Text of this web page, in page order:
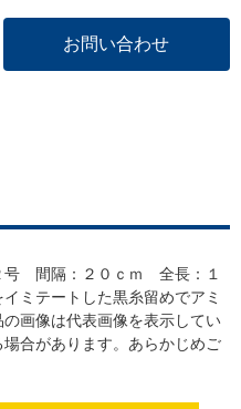
お問い合わせ
間隔：２０ｃｍ 全長：１
ミテートした黒糸留めでアミ
画像は代表画像を表示してい
合があります。あらかじめご